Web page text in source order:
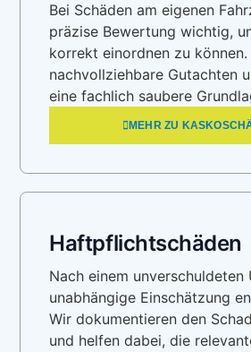
Bei Schäden am eigenen
präzise Bewertung wichtig,
korrekt einordnen zu
nachvollziehbare Gutachten
eine fachlich saubere
MEHR ZU
Haftpflichtschäden
Nach einem unverschuldeten
unabhängige Einschätzung
Wir dokumentieren den
und helfen dabei, die